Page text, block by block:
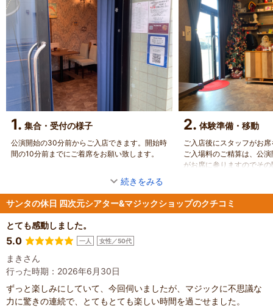
1. 集合・受付の様子
公演開始の30分前からご入店できます。開始時
間の10分前までにご着席をお願い致します。
2. 体験準備・移動
ご入店後にスタッフがお
ご入場料のご精算は、公
がお席に参りますのでそ
続きをみる
サンタの休日 四次元シアター&マジックショップのクチコミ
とても感動しました。
5.0 一人 女性／50代
まきさん
行った時期：2026年6月30日
ずっと楽しみにしていて、今回伺いましたが、マジックに不思議な
力に驚きの連続で、とてもとても楽しい時間を過ごせました。